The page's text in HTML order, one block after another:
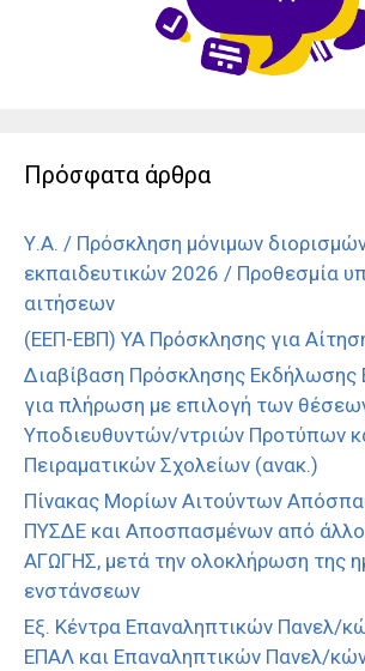
Πρόσφατα άρθρα
Υ.Α. / Πρόσκληση μόνιμων
εκπαιδευτικών 2026 / Προθεσμία
αιτήσεων
(ΕΕΠ-ΕΒΠ) ΥΑ Πρόσκλησης για
Διαβίβαση Πρόσκλησης Εκδήλωσης
για πλήρωση με επιλογή των
Υποδιευθυντών/ντριών Προτύπων
Πειραματικών Σχολείων (ανακ.)
Πίνακας Μορίων Αιτούντων
ΠΥΣΔΕ και Αποσπασμένων από
ΑΓΩΓΗΣ, μετά την ολοκλήρωση της
ενστάνσεων
Εξ. Κέντρα Επαναληπτικών Πανελ/
ΕΠΑΛ και Επαναληπτικών Πανελ/